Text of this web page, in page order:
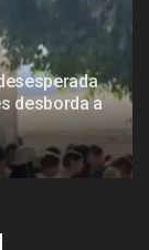
desborda a